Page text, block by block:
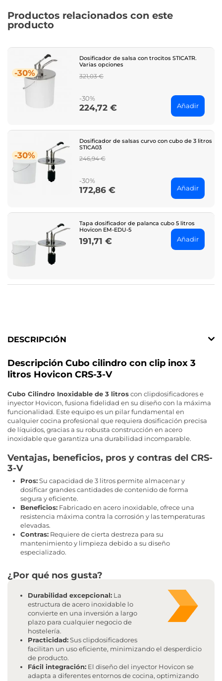
Productos relacionados con este
producto
-30%
Dosificador de salsa con trocitos STICATR.
Varias opciones
Regular
321,03 €
-30%
Price
224,72 € Añadir
-30%
Dosificador de salsas curvo con cubo de 3 litros
STICA03
Regular
246,94 €
-30%
Price
172,86 € Añadir
Tapa dosificador de palanca cubo 5 litros
Hovicon EM-EDU-5
Price
191,71 € Añadir
DESCRIPCIÓN
Descripción Cubo cilindro con clip inox 3
litros Hovicon CRS-3-V
Cubo Cilindro Inoxidable de 3 litroscon clipdosificadores e
inyector Hovicon, fusiona fidelidad en su diseño con la máxima
funcionalidad. Este equipo es un pilar fundamental en
cualquier cocina profesional que requiera dosificación precisa
de líquidos, gracias a su robusta construcción en acero
inoxidable que garantiza una durabilidad incomparable.
Ventajas, beneficios, pros y contras del CRS-
3-V
Pros:Su capacidad de 3 litros permite almacenar y
dosificar grandes cantidades de contenido de forma
segura y eficiente.
Beneficios: Fabricado en acero inoxidable, ofrece una
resistencia máxima contra la corrosión y las temperaturas
elevadas.
Contras: Requiere de cierta destreza para su
mantenimiento y limpieza debido a su diseño
especializado.
¿Por qué nos gusta?
Durabilidad excepcional: La
estructura de acero inoxidable lo
convierte en una inversión a largo
plazo para cualquier negocio de
hostelería.
Practicidad:Sus clipdosificadores
facilitan un uso eficiente, minimizando el desperdicio
de producto.
Fácil integración: El diseño del inyector Hovicon se
adapta a diferentes entornos de cocina, optimizando